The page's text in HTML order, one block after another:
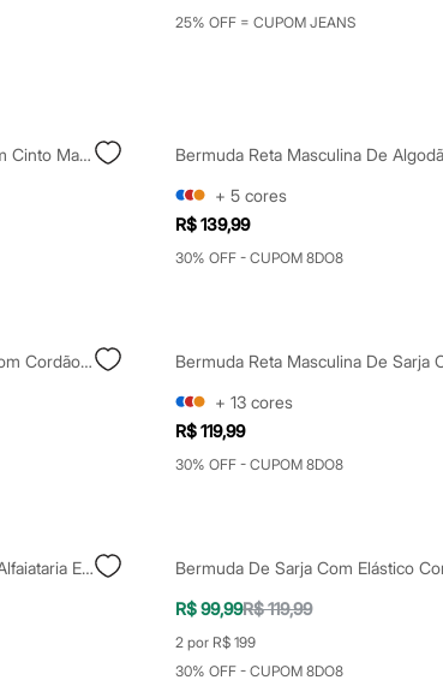
25% OFF = CUPOM JEANS
Bermuda Cargo De Sarja Com Cinto Marrom
+ 5 cores
R$ 139,99
30% OFF - CUPOM 8DO8
Bermuda De Sarja Listrada Com Cordão Preto
+ 13 cores
R$ 119,99
30% OFF - CUPOM 8DO8
Bermuda Reta Masculina De Alfaiataria Em Sarja Preta
R$ 99,99R$ 119,99
2 por R$ 199
30% OFF - CUPOM 8DO8